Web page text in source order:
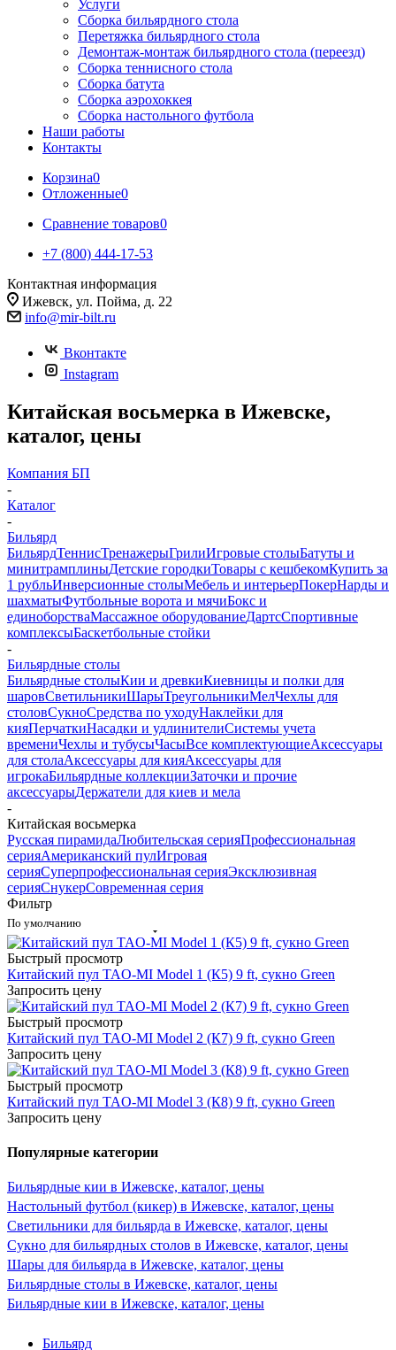
Услуги
Сборка бильярдного стола
Перетяжка бильярдного стола
Демонтаж-монтаж бильярдного стола (переезд)
Сборка теннисного стола
Сборка батута
Сборка аэрохоккея
Сборка настольного футбола
Наши работы
Контакты
Корзина0
Отложенные0
Сравнение товаров0
+7 (800) 444-17-53
Контактная информация
Ижевск, ул. Пойма, д. 22
info@mir-bilt.ru
Вконтакте
Instagram
Китайская восьмерка в Ижевске,
каталог, цены
Компания БП
-
Каталог
-
Бильярд
БильярдТеннисТренажерыГрилиИгровые столыБатуты и
минитрамплиныДетские городкиТовары с кешбекомКупить за
1 рубльИнверсионные столыМебель и интерьерПокерНарды и
шахматыФутбольные ворота и мячиБокс и
единоборстваМассажное оборудованиеДартсСпортивные
комплексыБаскетбольные стойки
-
Бильярдные столы
Бильярдные столыКии и древкиКиевницы и полки для
шаровСветильникиШарыТреугольникиМелЧехлы для
столовСукноСредства по уходуНаклейки для
кияПерчаткиНасадки и удлинителиСистемы учета
времениЧехлы и тубусыЧасыВсе комплектующиеАксессуары
для столаАксессуары для кияАксессуары для
игрокаБильярдные коллекцииЗаточки и прочие
аксессуарыДержатели для киев и мела
-
Китайская восьмерка
Русская пирамидаЛюбительская серияПрофессиональная
серияАмериканский пулИгровая
серияСуперпрофессиональная серияЭксклюзивная
серияСнукерСовременная серия
Фильтр
По умолчанию
Быстрый просмотр
Китайский пул TAO-MI Model 1 (К5) 9 ft, сукно Green
Запросить цену
Быстрый просмотр
Китайский пул TAO-MI Model 2 (К7) 9 ft, сукно Green
Запросить цену
Быстрый просмотр
Китайский пул TAO-MI Model 3 (К8) 9 ft, сукно Green
Запросить цену
Популярные категории
Бильярдные кии в Ижевске, каталог, цены
Настольный футбол (кикер) в Ижевске, каталог, цены
Светильники для бильярда в Ижевске, каталог, цены
Сукно для бильярдных столов в Ижевске, каталог, цены
Шары для бильярда в Ижевске, каталог, цены
Бильярдные столы в Ижевске, каталог, цены
Бильярдные кии в Ижевске, каталог, цены
Бильярд